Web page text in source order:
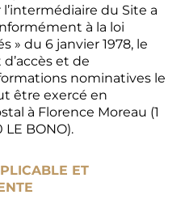
du Site a
à la loi
» du 6 janvier 1978, le
et de
nominatives le
être exercé en
à Florence Moreau (1
BONO).
ET